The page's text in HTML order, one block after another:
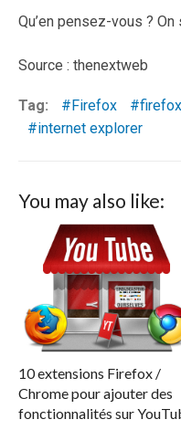
Qu’en pensez-vous ?
Source : thenextweb
Tag: Firefox
internet explorer
You may also like:
10 extensions Firefox /
Chrome pour ajouter des
fonctionnalités sur